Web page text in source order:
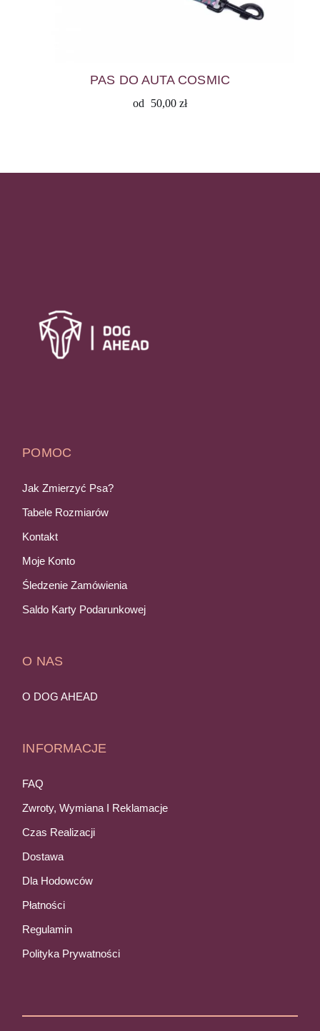
PAS DO AUTA COSMIC
od 50,00 zł
POMOC
Jak Zmierzyć Psa?
Tabele Rozmiarów
Kontakt
Moje Konto
Śledzenie Zamówienia
Saldo Karty Podarunkowej
O NAS
O DOG AHEAD
INFORMACJE
FAQ
Zwroty, Wymiana I Reklamacje
Czas Realizacji
Dostawa
Dla Hodowców
Płatności
Regulamin
Polityka Prywatności